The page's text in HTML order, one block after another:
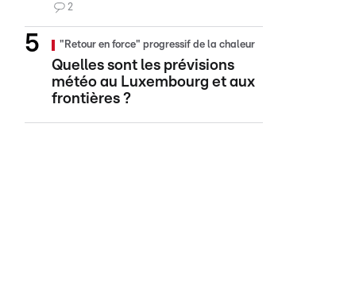
2
"Retour en force" progressif de la chaleur
Quelles sont les prévisions
météo au Luxembourg et aux
frontières ?